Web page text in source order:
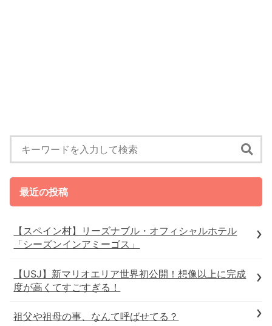
最近の投稿
【スペイン村】リーズナブル・オフィシャルホテル
「シーズンインアミーゴス」
【USJ】新マリオエリア世界初公開！想像以上に完成
度が高くてすごすぎる！
祖父や祖母の事、なんて呼ばせてる？